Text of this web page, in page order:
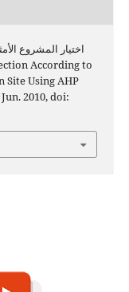
Using AHP
2010, doi: